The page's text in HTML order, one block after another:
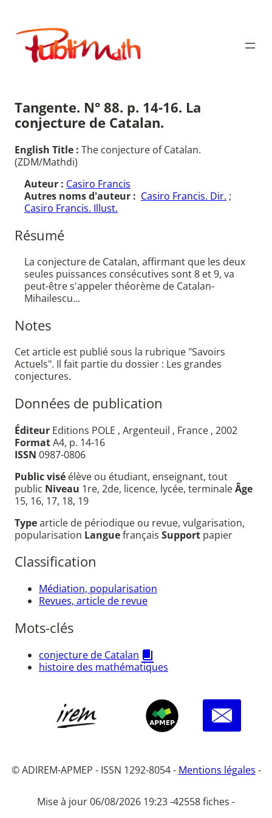
contenu
Publimath
Tangente. N° 88. p. 14-16. La
conjecture de Catalan.
English Title : The conjecture of Catalan.
(ZDM/Mathdi)
Auteur : Casiro Francis
Autres noms d'auteur : Casiro Francis. Dir. ;
Casiro Francis. Illust.
Résumé
La conjecture de Catalan, affirmant que les deux
seules puissances consécutives sont 8 et 9, va
peut-être s'appeler théorème de Catalan-
Mihailescu...
Notes
Cet article est publié sous la rubrique "Savoirs
Actuels". Il fait partie du dossier : Les grandes
conjectures.
Données de publication
Éditeur Editions POLE , Argenteuil , France , 2002
FormatA4, p. 14-16
ISSN 0987-0806
Public visé élève ou étudiant, enseignant, tout
public Niveau 1re, 2de, licence, lycée, terminaleÂge
15, 16, 17, 18, 19
Typearticle de périodique ou revue, vulgarisation,
popularisation Languefrançais Support papier
Classification
Médiation, popularisation
Revues, article de revue
Mots-clés
conjecture de Catalan
histoire des mathématiques
© ADIREM-APMEP - ISSN 1292-8054 - Mentions légales -
Mise à jour 06/08/2026 19:23 -42558 fiches -